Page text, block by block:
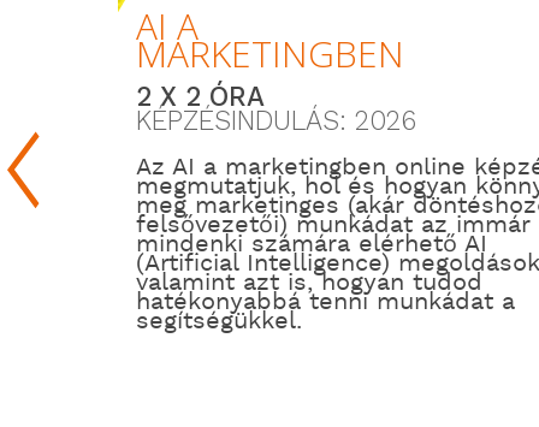
AI A
MARKETINGBEN
2 X 2 ÓRA
KÉPZÉSINDULÁS: 2026
Az AI a marketingben online
megmutatjuk, hol és hogyan
meg marketinges (akár
felsővezetői) munkádat az immár
mindenki számára elérhető AI
(Artificial Intelligence)
valamint azt is, hogyan tudod
hatékonyabbá tenni munkádat a
segítségükkel.